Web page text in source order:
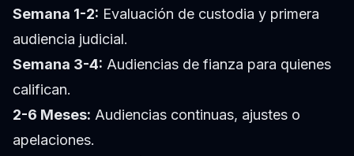
Semana 1-2: Evaluación de custodia y primera
audiencia judicial.
Semana 3-4: Audiencias de fianza para quienes
califican.
2-6 Meses: Audiencias continuas, ajustes o
apelaciones.